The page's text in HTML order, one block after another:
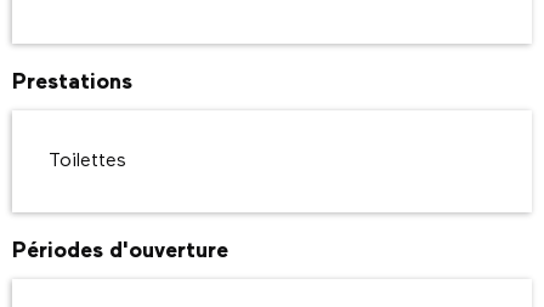
Prestations
Toilettes
Périodes d'ouverture